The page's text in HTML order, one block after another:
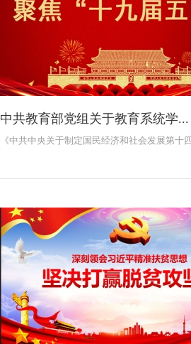
中共教育部党组关于教育系统学...
《中共中央关于制定国民经济和社会发展第十